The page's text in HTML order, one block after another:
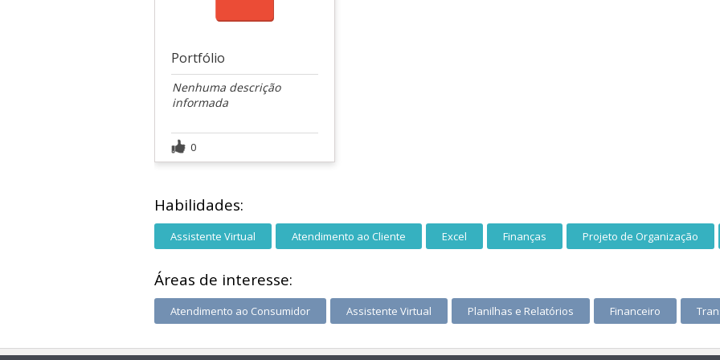
Portfólio
Nenhuma descrição
informada
0
Habilidades:
Assistente Virtual Atendimento ao Cliente Excel Finanças Projeto de Organização
Áreas de interesse:
Atendimento ao Consumidor Assistente Virtual Planilhas e Relatórios Financeiro